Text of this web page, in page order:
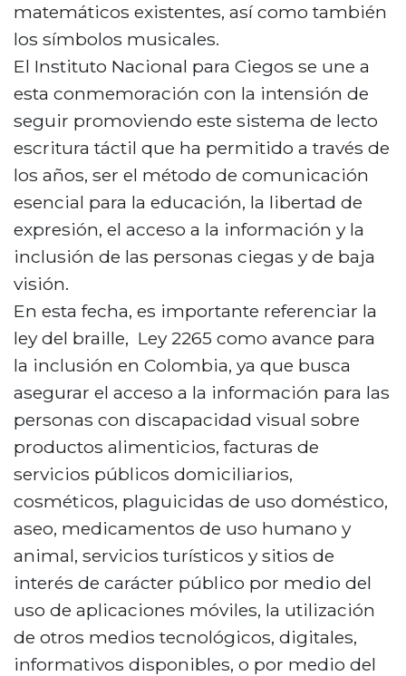
matemáticos existentes, así como también
los símbolos musicales.
El Instituto Nacional para Ciegos se une a
esta conmemoración con la intensión de
seguir promoviendo este sistema de lecto
escritura táctil que ha permitido a través de
los años, ser el método de comunicación
esencial para la educación, la libertad de
expresión, el acceso a la información y la
inclusión de las personas ciegas y de baja
visión.
En esta fecha, es importante referenciar la
ley del braille, Ley 2265 como avance para
la inclusión en Colombia, ya que busca
asegurar el acceso a la información para las
personas con discapacidad visual sobre
productos alimenticios, facturas de
servicios públicos domiciliarios,
cosméticos, plaguicidas de uso doméstico,
aseo, medicamentos de uso humano y
animal, servicios turísticos y sitios de
interés de carácter público por medio del
uso de aplicaciones móviles, la utilización
de otros medios tecnológicos, digitales,
informativos disponibles, o por medio del